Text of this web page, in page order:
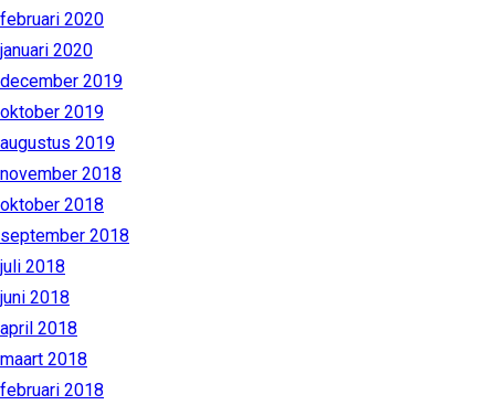
februari 2020
januari 2020
december 2019
oktober 2019
augustus 2019
november 2018
oktober 2018
september 2018
juli 2018
juni 2018
april 2018
maart 2018
februari 2018